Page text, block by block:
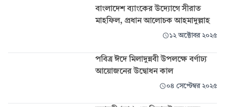
বাংলাদেশ ব্যাংকের উদ্যোগে সীরাত
মাহফিল, প্রধান আলোচক আহমাদুল্লাহ
১২ অক্টোবর ২০২৫
পবিত্র ঈদে মিলাদুন্নবী উপলক্ষে বর্ণাঢ্য
আয়োজনের উদ্বোধন কাল
০৪ সেপ্টেম্বর ২০২৫